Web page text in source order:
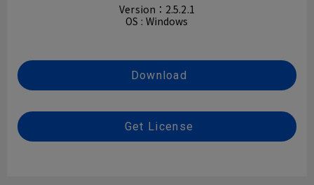
Version：2.5.2.1
OS : Windows
Download
Get License